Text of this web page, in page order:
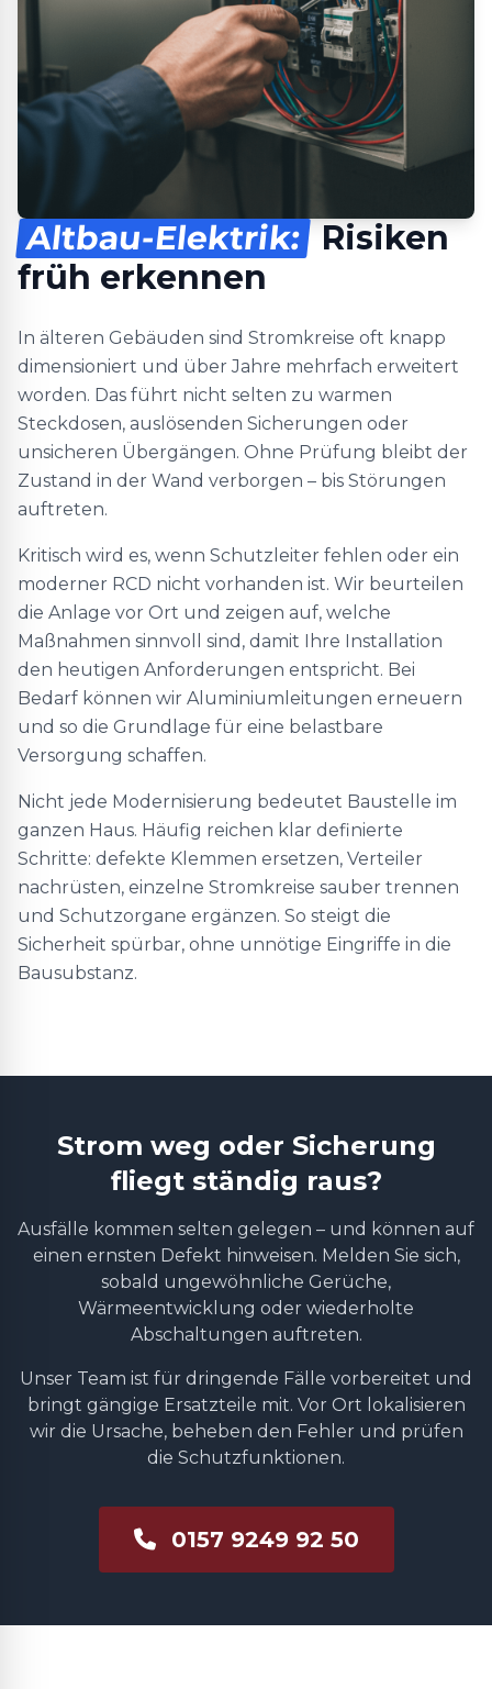
Altbau-Elektrik: Risiken
früh erkennen
In älteren Gebäuden sind Stromkreise oft knapp
dimensioniert und über Jahre mehrfach erweitert
worden. Das führt nicht selten zu warmen
Steckdosen, auslösenden Sicherungen oder
unsicheren Übergängen. Ohne Prüfung bleibt der
Zustand in der Wand verborgen – bis Störungen
auftreten.
Kritisch wird es, wenn Schutzleiter fehlen oder ein
moderner RCD nicht vorhanden ist. Wir beurteilen
die Anlage vor Ort und zeigen auf, welche
Maßnahmen sinnvoll sind, damit Ihre Installation
den heutigen Anforderungen entspricht. Bei
Bedarf können wir Aluminiumleitungen erneuern
und so die Grundlage für eine belastbare
Versorgung schaffen.
Nicht jede Modernisierung bedeutet Baustelle im
ganzen Haus. Häufig reichen klar definierte
Schritte: defekte Klemmen ersetzen, Verteiler
nachrüsten, einzelne Stromkreise sauber trennen
und Schutzorgane ergänzen. So steigt die
Sicherheit spürbar, ohne unnötige Eingriffe in die
Bausubstanz.
Strom weg oder Sicherung
fliegt ständig raus?
Ausfälle kommen selten gelegen – und können auf
einen ernsten Defekt hinweisen. Melden Sie sich,
sobald ungewöhnliche Gerüche,
Wärmeentwicklung oder wiederholte
Abschaltungen auftreten.
Unser Team ist für dringende Fälle vorbereitet und
bringt gängige Ersatzteile mit. Vor Ort lokalisieren
wir die Ursache, beheben den Fehler und prüfen
die Schutzfunktionen.
0157 9249 92 50